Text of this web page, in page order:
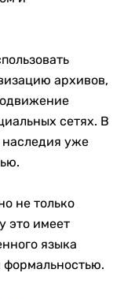
архивов,
сетях. В
наследия уже
не только
это имеет
языка
формальностью.